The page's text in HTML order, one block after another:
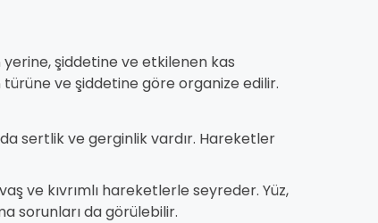
şiddetine ve etkilenen kas
türüne ve şiddetine göre organize edilir.
sertlik ve gerginlik vardır. Hareketler
ve kıvrımlı hareketlerle seyreder. Yüz,
sorunları da görülebilir.